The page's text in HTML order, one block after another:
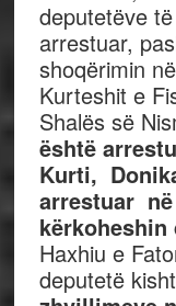
deputetëve
arrestuar,
shoqërimin
Kurteshit e
Shalës së
është
Kurti,
arrestuar
kërkoheshin
Haxhiu e
deputetë